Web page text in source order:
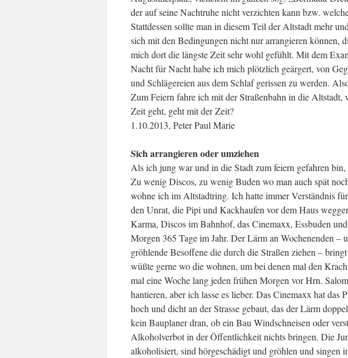
der auf seine Nachtruhe nicht verzichten kann bzw.
Stattdessen sollte man in diesem Teil der Altstadt mehr
sich mit den Bedingungen nicht nur arrangieren können,
mich dort die längste Zeit sehr wohl gefühlt. Mit dem
Nacht für Nacht habe ich mich plötzlich geärgert, von
und Schlägereien aus dem Schlaf gerissen zu werden.
Zum Feiern fahre ich mit der Straßenbahn in die
Zeit geht, geht mit der Zeit?
1.10.2013, Peter Paul Marie
Sich arrangieren oder umziehen
Als ich jung war und in die Stadt zum feiern gefahren
Zu wenig Discos, zu wenig Buden wo man auch spät
wohne ich im Altstadtring. Ich hatte immer Verständnis
den Unrat, die Pipi und Kackhaufen vor dem Haus
Karma, Discos im Bahnhof, das Cinemaxx, Essbuden
Morgen 365 Tage im Jahr. Der Lärm an Wochenenden –
gröhlende Besoffene die durch die Straßen ziehen –
wüßte gerne wo die wohnen, um bei denen mal den
mal eine Woche lang jeden frühen Morgen vor Hrn.
hantieren, aber ich lasse es lieber. Das Cinemaxx hat das
hoch und dicht an der Strasse gebaut, das der Lärm
kein Bauplaner dran, ob ein Bau Windschneisen oder
Alkoholverbot in der Öffentlichkeit nichts bringen. Die
alkoholisiert, sind hörgeschädigt und gröhlen und singen